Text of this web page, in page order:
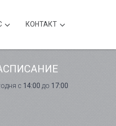
КОНТАКТ
с 14:00 до 17:00